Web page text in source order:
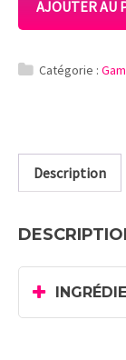
AUX
COQUES
COCO
AJOUTER AU
Catégorie :
Description